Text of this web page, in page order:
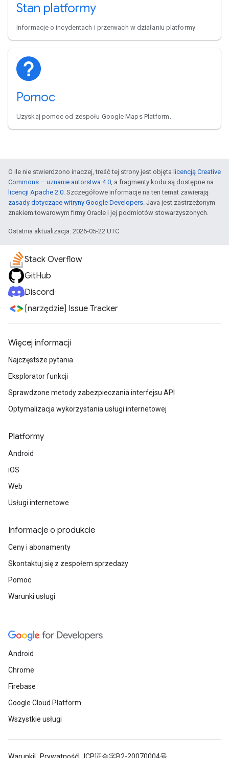
Stan platformy
Informacje o incydentach i przerwach w działaniu platformy
Pomoc
Uzyskaj pomoc od zespołu Google Maps Platform.
O ile nie stwierdzono inaczej, treść tej strony jest objęta licencją Creative
Commons – uznanie autorstwa 4.0, a fragmenty kodu są dostępne na
licencji Apache 2.0. Szczegółowe informacje na ten temat zawierają
zasady dotyczące witryny Google Developers. Java jest zastrzeżonym
znakiem towarowym firmy Oracle i jej podmiotów stowarzyszonych.
Ostatnia aktualizacja: 2026-05-22 UTC.
Stack Overflow
GitHub
Discord
[narzędzie] Issue Tracker
Więcej informacji
Najczęstsze pytania
Eksplorator funkcji
Sprawdzone metody zabezpieczania interfejsu API
Optymalizacja wykorzystania usługi internetowej
Platformy
Android
iOS
Web
Usługi internetowe
Informacje o produkcie
Ceny i abonamenty
Skontaktuj się z zespołem sprzedaży
Pomoc
Warunki usługi
Android
Chrome
Firebase
Google Cloud Platform
Wszystkie usługi